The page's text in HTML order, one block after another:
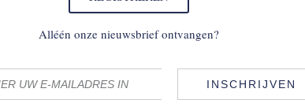
Alléén onze nieuwsbrief ontvangen?
INSCHRIJVEN